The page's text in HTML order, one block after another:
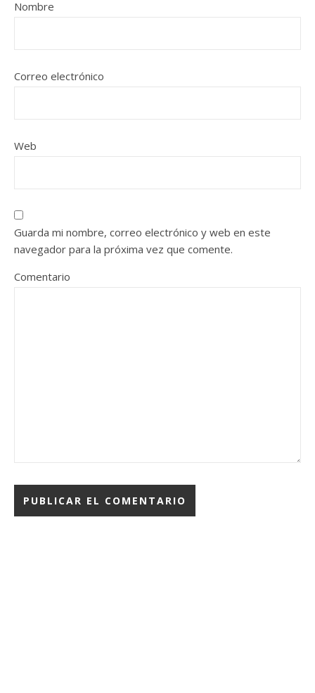
Nombre
Correo electrónico
Web
Guarda mi nombre, correo electrónico y web en este
navegador para la próxima vez que comente.
Comentario